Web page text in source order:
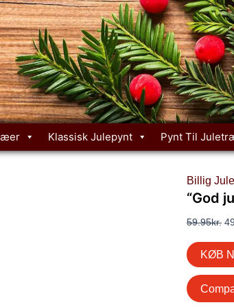
Klassisk Julepynt Pynt Til
Billig
“God
59.95kr.
KØB